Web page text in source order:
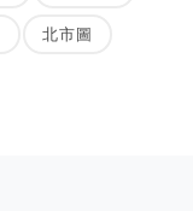
北市圖